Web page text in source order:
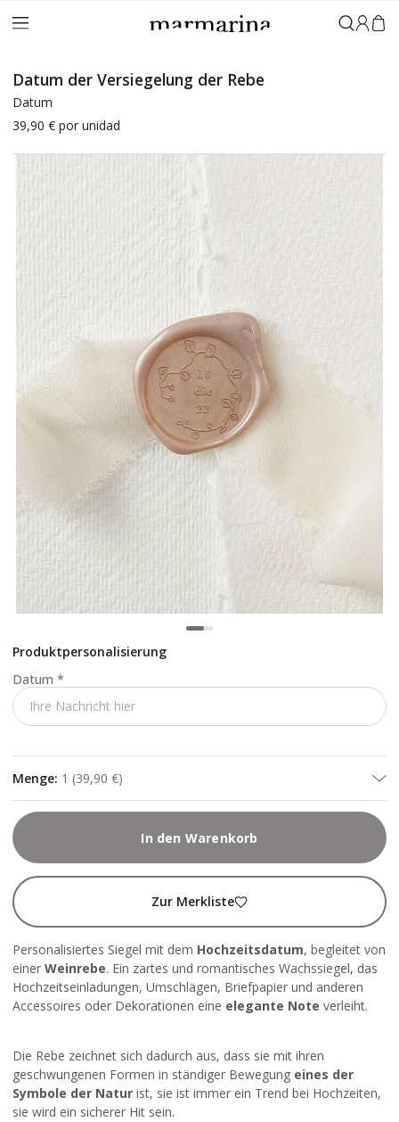
Datum der Versiegelung der Rebe
Datum
39,90 € por unidad
Produktpersonalisierung
Datum *
Menge: 1 (39,90 €)
In den Warenkorb
Zur Merkliste
Personalisiertes Siegel mit dem Hochzeitsdatum, begleitet von
einer Weinrebe. Ein zartes und romantisches Wachssiegel, das
Hochzeitseinladungen, Umschlägen, Briefpapier und anderen
Accessoires oder Dekorationen eine elegante Note verleiht.
Die Rebe zeichnet sich dadurch aus, dass sie mit ihren
geschwungenen Formen in ständiger Bewegung eines der
Symbole der Natur ist, sie ist immer ein Trend bei Hochzeiten,
sie wird ein sicherer Hit sein.